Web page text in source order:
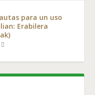
para un uso
Erabilera